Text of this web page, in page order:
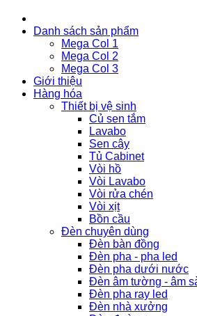
Danh sách sản phẩm
Mega Col 1
Mega Col 2
Mega Col 3
Giới thiệu
Hàng hóa
Thiết bị vệ sinh
Củ sen tắm
Lavabo
Sen cây
Tủ Cabinet
Vòi hồ
Vòi Lavabo
Vòi rửa chén
Vòi xịt
Bồn cầu
Đèn chuyên dùng
Đèn bàn đồng
Đèn pha - pha led
Đèn pha dưới nước
Đèn âm tường - âm
Đèn pha ray led
Đèn nhà xưởng